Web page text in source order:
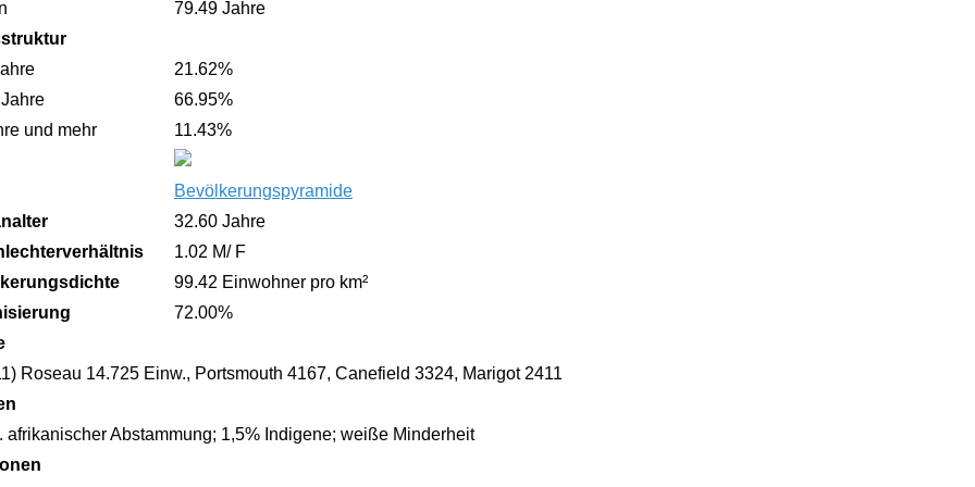
79.49 Jahre
21.62%
66.95%
und mehr
11.43%
Bevölkerungspyramide
32.60 Jahre
1.02 M/ F
99.42 Einwohner pro km²
72.00%
Roseau 14.725 Einw., Portsmouth 4167, Canefield 3324, Marigot 2411
afrikanischer Abstammung; 1,5% Indigene; weiße Minderheit